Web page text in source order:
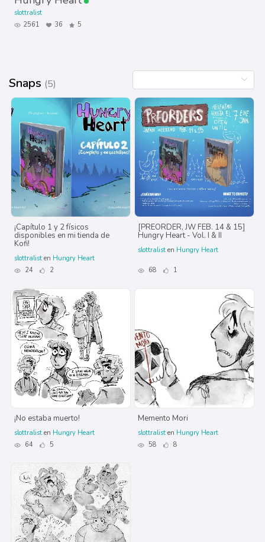
slottralist
2561
36 5
Snaps (5)
¡Capítulo 1 y 2 físicos
disponibles en mi tienda de
Kofi!
slottralist en Hungry Heart
24
2
[PREORDER, JW FEB. 14 & 15]
Hungry Heart - Vol. I & II
slottralist en Hungry Heart
68 1
¡No estaba muerto!
slottralist en Hungry Heart
64
5
Memento Mori
slottralist en Hungry Heart
58
8